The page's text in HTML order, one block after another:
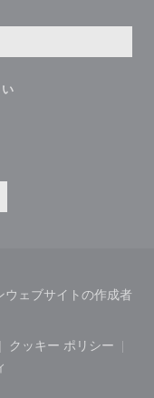
新しいウィンドウで
((新しいウィンド
ェブサイトの作成者
いウィンドウで開きます))
す))
ィンドウで開きます))
クッキー ポリシー
((新しいウィ
ィンドウで開きます))